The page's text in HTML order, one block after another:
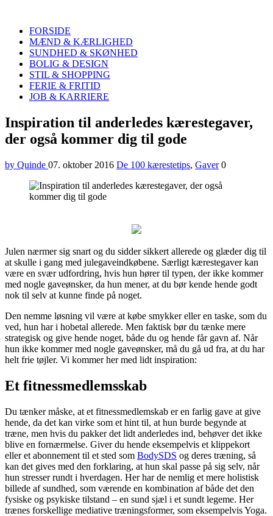
FORSIDE
MÆND & KÆRLIGHED
SUNDHED & SKØNHED
BOLIG & DESIGN
STIL & SHOPPING
FERIE & FRITID
JOB & KARRIERE
Menu
Inspiration til anderledes kærestegaver,
der også kommer dig til gode
by Quinde 07. oktober 2016 De 100 kærestetips, Gaver 0
Julen nærmer sig snart og du sidder sikkert allerede og glæder dig til
at skulle i gang med julegaveindkøbene. Særligt kærestegaver kan
være en svær udfordring, hvis hun hører til typen, der ikke kommer
med nogle gaveønsker, da hun mener, at du bør kende hende godt
nok til selv at kunne finde på noget.
Den nemme løsning vil være at købe smykker eller en taske, som du
ved, hun har i hobetal allerede. Men faktisk bør du tænke mere
strategisk og give hende noget, både du og hende får gavn af. Når
hun ikke kommer med nogle gaveønsker, må du gå ud fra, at du har
helt frie tøjler. Vi kommer her med lidt inspiration:
Et fitnessmedlemsskab
Du tænker måske, at et fitnessmedlemskab er en farlig gave at give
hende, da det kan virke som et hint til, at hun burde begynde at
træne, men hvis du pakker det lidt anderledes ind, behøver det ikke
blive en fornærmelse. Giver du hende eksempelvis et klippekort
eller et abonnement til et sted som BodySDS og deres træning, så
kan det gives med den forklaring, at hun skal passe på sig selv, når
hun stresser rundt i hverdagen. Her har de nemlig et mere holistisk
billede af sundhed, som værende en kombination af både det den
fysiske og psykiske tilstand – en sund sjæl i et sundt legeme. Her
trænes forskellige mediative træningsformer, som eksempelvis Yoga.